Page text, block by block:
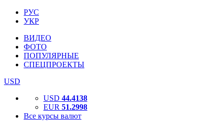
РУС
УКР
ВИДЕО
ФОТО
ПОПУЛЯРНЫЕ
СПЕЦПРОЕКТЫ
USD
USD 44.4138
EUR 51.2998
Все курсы валют